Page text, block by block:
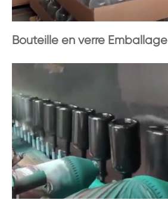
Bouteille en verre Emballage